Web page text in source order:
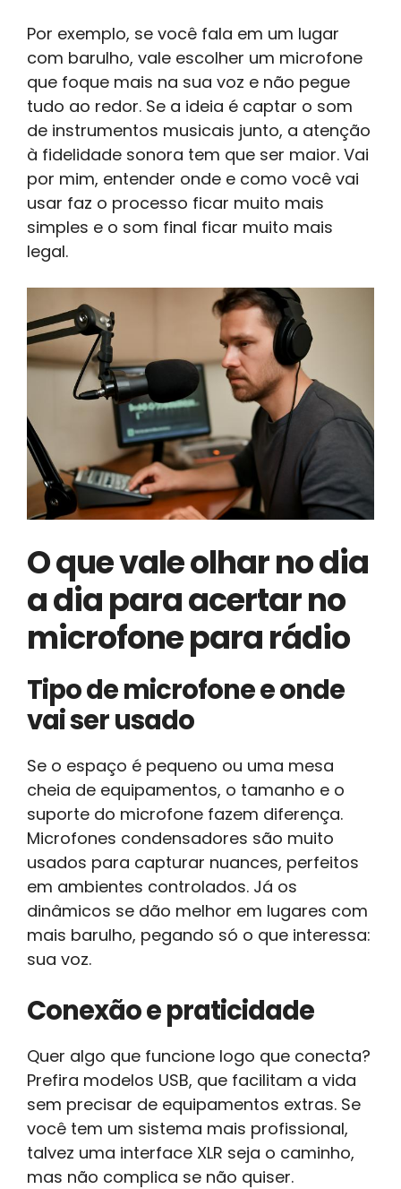
Por exemplo, se você fala em um lugar
com barulho, vale escolher um microfone
que foque mais na sua voz e não pegue
tudo ao redor. Se a ideia é captar o som
de instrumentos musicais junto, a atenção
à fidelidade sonora tem que ser maior. Vai
por mim, entender onde e como você vai
usar faz o processo ficar muito mais
simples e o som final ficar muito mais
legal.
O que vale olhar no dia
a dia para acertar no
microfone para rádio
Tipo de microfone e onde
vai ser usado
Se o espaço é pequeno ou uma mesa
cheia de equipamentos, o tamanho e o
suporte do microfone fazem diferença.
Microfones condensadores são muito
usados para capturar nuances, perfeitos
em ambientes controlados. Já os
dinâmicos se dão melhor em lugares com
mais barulho, pegando só o que interessa:
sua voz.
Conexão e praticidade
Quer algo que funcione logo que conecta?
Prefira modelos USB, que facilitam a vida
sem precisar de equipamentos extras. Se
você tem um sistema mais profissional,
talvez uma interface XLR seja o caminho,
mas não complica se não quiser.